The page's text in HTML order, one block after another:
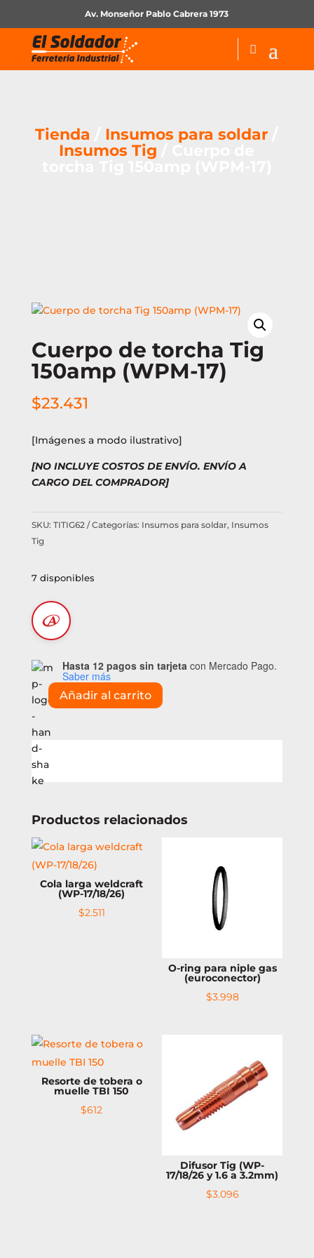
Av. Monseñor Pablo Cabrera 1973
Tienda Insumos para soldar
Insumos Tig
Cuerpo de torcha Tig
150amp (WPM-17)
$23.431
[Imágenes a modo ilustrativo]
[NO INCLUYE COSTOS DE ENVÍO. ENVÍO A
CARGO DEL COMPRADOR]
SKU: TITIG62 Categorías: Insumos para soldar, Insumos
Tig
7 disponibles
Hasta 12 pagos sin tarjeta con Mercado Pago.
Saber más
Cuerpo
de
torcha
Tig
150amp
(WPM-
cantidad
Añadir al carrito
Productos relacionados
Cola larga weldcraft
(WP-17/18/26)
$2.511
O-ring para niple gas
(euroconector)
$3.998
Resorte de tobera o
muelle TBI 150
$612
Difusor Tig (WP-
17/18/26 y 1.6 a 3.2mm)
$3.096